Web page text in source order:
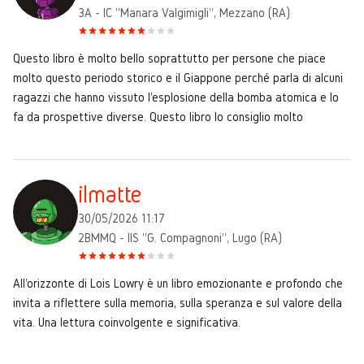
3A - IC "Manara Valgimigli", Mezzano (RA)
Questo libro è molto bello soprattutto per persone che piace
molto questo periodo storico e il Giappone perché parla di alcuni
ragazzi che hanno vissuto l'esplosione della bomba atomica e lo
fa da prospettive diverse. Questo libro lo consiglio molto
ilmatte
30/05/2026 11:17
2BMMQ - IIS "G. Compagnoni", Lugo (RA)
All'orizzonte di Lois Lowry è un libro emozionante e profondo che
invita a riflettere sulla memoria, sulla speranza e sul valore della
vita. Una lettura coinvolgente e significativa.